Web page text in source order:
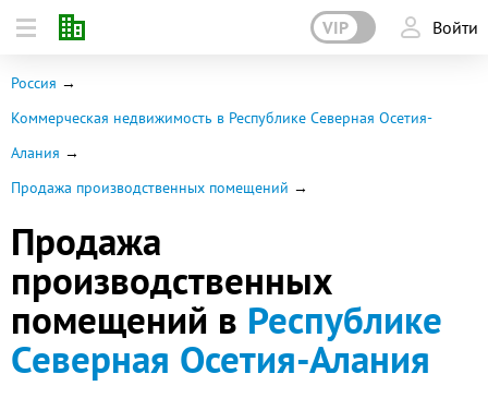
VIP Войти
Россия
Коммерческая недвижимость в Республике Северная Осетия-
Алания
Продажа производственных помещений
Продажа
производственных
помещений в Республике
Северная Осетия-Алания